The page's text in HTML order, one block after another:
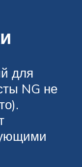
для
NG не